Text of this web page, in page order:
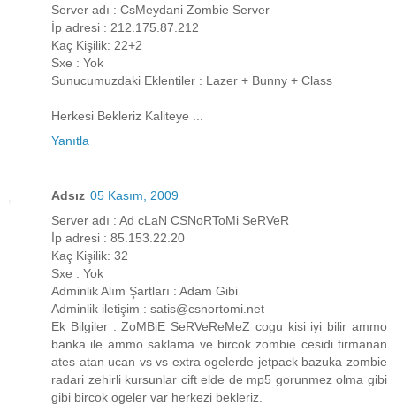
Server adı : CsMeydani Zombie Server
İp adresi : 212.175.87.212
Kaç Kişilik: 22+2
Sxe : Yok
Sunucumuzdaki Eklentiler : Lazer + Bunny + Class
Herkesi Bekleriz Kaliteye ...
Yanıtla
Adsız 05 Kasım, 2009
Server adı : Ad cLaN CSNoRToMi SeRVeR
İp adresi : 85.153.22.20
Kaç Kişilik: 32
Sxe : Yok
Adminlik Alım Şartları : Adam Gibi
Adminlik iletişim : satis@csnortomi.net
Ek Bilgiler : ZoMBiE SeRVeReMeZ cogu kisi iyi bilir ammo
banka ile ammo saklama ve bircok zombie cesidi tirmanan
ates atan ucan vs vs extra ogelerde jetpack bazuka zombie
radari zehirli kursunlar cift elde de mp5 gorunmez olma gibi
gibi bircok ogeler var herkezi bekleriz.